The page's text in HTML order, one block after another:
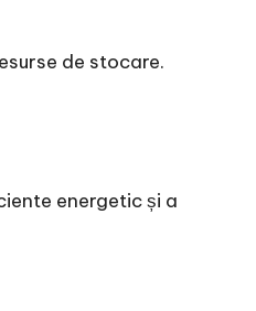
de stocare.
energetic și a